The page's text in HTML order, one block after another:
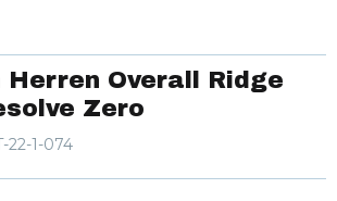
Herren Overall Ridge
Zero
22-1-074